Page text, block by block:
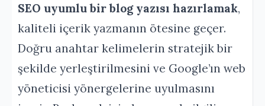
SEO uyumlu bir blog yazısı hazırlamak,
kaliteli içerik yazmanın ötesine geçer.
Doğru anahtar kelimelerin stratejik bir
şekilde yerleştirilmesini ve Google’ın web
yöneticisi yönergelerine uyulmasını